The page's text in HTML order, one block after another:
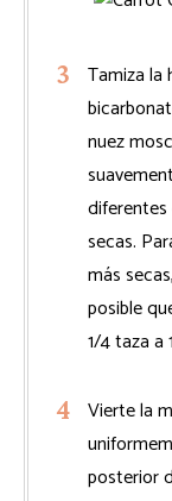
Tamiza la
nuez
secas.
más
posible
1/4 taza a
Vierte la
posterior